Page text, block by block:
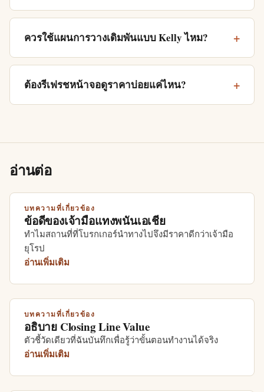
ควรใช้แผนการวางเดิมพันแบบ Kelly ไหม?
ต้องรีเฟรชหน้าจอดูราคาบ่อยแค่ไหน?
อ่านต่อ
บทความที่เกี่ยวข้อง
ข้อดีของเจ้ามือแทงพนันเอเชีย
ทำไมสถานที่ที่โบรกเกอร์นำทางไปจึงมีราคาดีกว่าเจ้ามือ
ยุโรป
อ่านเพิ่มเติม
บทความที่เกี่ยวข้อง
อธิบาย Closing Line Value
ตัวชี้วัดเดียวที่ฉันบันทึกเพื่อรู้ว่าขั้นตอนทำงานได้จริง
อ่านเพิ่มเติม